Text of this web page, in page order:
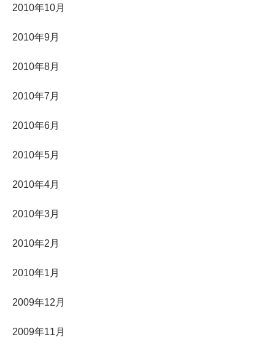
2010年10月
2010年9月
2010年8月
2010年7月
2010年6月
2010年5月
2010年4月
2010年3月
2010年2月
2010年1月
2009年12月
2009年11月